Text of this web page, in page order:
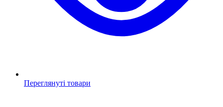
Переглянуті товари